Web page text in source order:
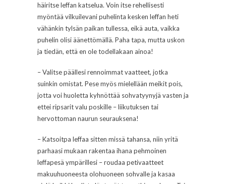
häiritse leffan katselua. Voin itse rehellisesti
myöntää vilkuilevani puhelinta kesken leffan heti
vähänkin tylsän paikan tullessa, eikä auta, vaikka
puhelin olisi äänettömällä. Paha tapa, mutta uskon
ja tiedän, että en ole todellakaan ainoa!
– Valitse päällesi rennoimmat vaatteet, jotka
suinkin omistat. Pese myös mielellään meikit pois,
jotta voi huoletta kyhnöttää sohvatyynyjä vasten ja
ettei ripsarit valu poskille – liikutuksen tai
hervottoman naurun seurauksena!
– Katsoitpa leffaa sitten missä tahansa, niin yritä
parhaasi mukaan rakentaa ihana pehmoinen
leffapesä ympärillesi – roudaa petivaatteet
makuuhuoneesta olohuoneen sohvalle ja kasaa